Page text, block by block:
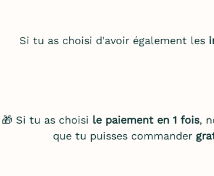
Si tu as choisi d'avoir également les
🎁 Si tu as choisi le paiement en 1 fois,
que tu puisses commander